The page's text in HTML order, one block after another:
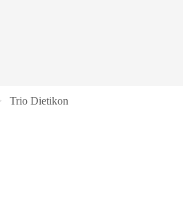
Trio Dietikon